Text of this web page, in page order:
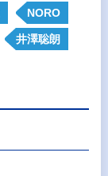
NORO
井澤聡朗